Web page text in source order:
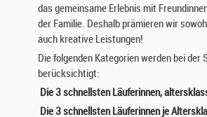
das gemeinsame Erlebnis mit
der Familie. Deshalb prämieren wir
auch kreative Leistungen!
Die folgenden Kategorien werden bei der
berücksichtigt:
Die 3 schnellsten Läuferinnen,
Die 3 schnellsten Läuferinnen je